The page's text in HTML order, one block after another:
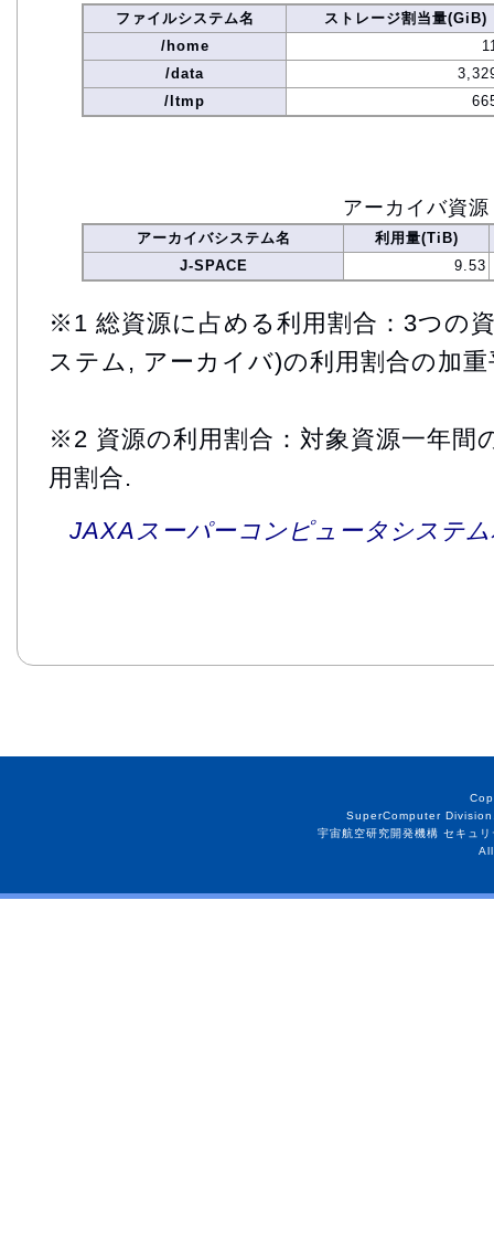
ファイルシステム名
ストレージ割当量(GiB)
/home
/data
/ltmp
アーカイバ資源
アーカイバシステム名
利用量(TiB)
J-SPACE
9.53
※1 総資源に占める利用割合：3つの
ステム, アーカイバ)の利用割合の加重
※2 資源の利用割合：対象資源一年間
用割合.
JAXAスーパーコンピュータシステ
SuperComputer
宇宙航空研究開発機構 セキュ